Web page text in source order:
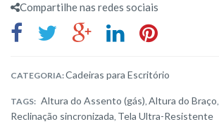
of 5Compartilhe nas redes sociais
CATEGORIA:Cadeiras para Escritório
TAGS: Altura do Assento (gás), Altura do Braço,
Reclinação sincronizada, Tela Ultra-Resistente